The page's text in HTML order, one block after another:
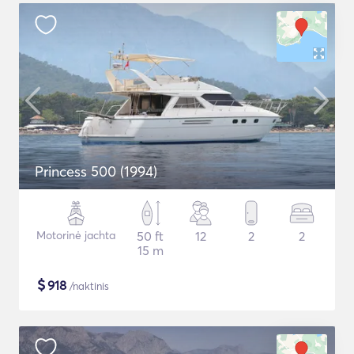
Princess 500 (1994)
Motorinė jachta
50 ft
15 m
12 2 2
$918 /naktinis